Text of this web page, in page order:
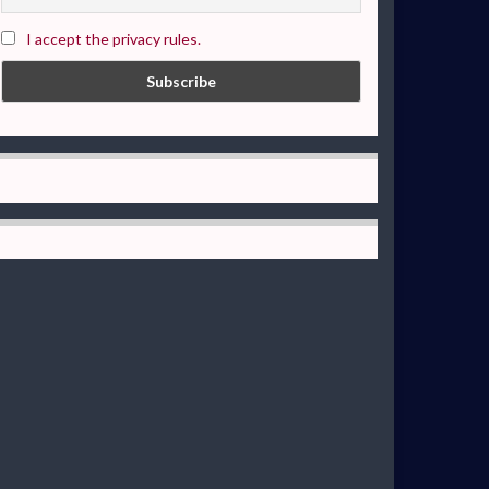
I accept the privacy rules.